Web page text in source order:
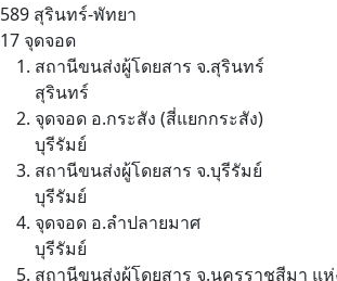
589 สุรินทร์-พัทยา
17 จุดจอด
สถานีขนส่งผู้โดยสาร จ.สุรินทร์
สุรินทร์
จุดจอด อ.กระสัง (สี่แยกกระสัง)
บุรีรัมย์
สถานีขนส่งผู้โดยสาร จ.บุรีรัมย์
บุรีรัมย์
จุดจอด อ.ลำปลายมาศ
บุรีรัมย์
สถานีขนส่งผู้โดยสาร จ.นครราชสีมา แ